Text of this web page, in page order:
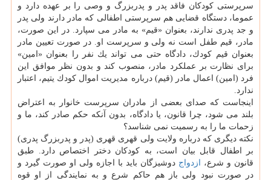
سرپرستی كودكان فاقد پدر و پدربزرگ و وصی را بر عهده دارد و
عموما، دستگاه قضایی هم سرپرستی اطفالی كه مادر دارند ولی پدر
و جد پدری ندارند، بعنوان «قیم» به مادر می سپارد. در این صورت،
مادر، قیم طفل است نه ولی و سرپرست او. در صورت تعیین مادر
بعنوان قیم كودك، دادگاه حتی می تواند یك نفر را بعنوان «امین»
برای نظارت بر عملكرد مادر، منصوب كند و بدون نظر موافق این
فرد (امین) اعمال مادر (قیم) درباره مدیریت اموال كودك یتیم، اعتبار
ندارد.
اینجاست كه صدای بعضی از مادران سرپرست خانوار به اعتراض
بلند می شود، چرا قانون، یا دادگاه، بدون آنكه حكم صادر كند، ما و
زحمات ما را به رسمیت نمی شناسد؟
نكته دیگری كه درباره ولایت ولی قهری قهری (پدر و پدربزرگ پدری)
بر اطفال قابل بیان است، به كودكان دختر اختصاص دارد. طبق
قانون و شرع،
ازدواج دوشیزگان باید با اجازه ولی او صورت گیرد و
در صورت نبود ولی باز هم حاكم شرع و به نمایندگی از او قوه